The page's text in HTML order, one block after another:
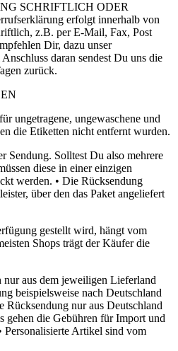
SCHRIFTLICH ODER
erfolgt innerhalb von
z.B. per E-Mail, Fax, Post
Dir, dazu unser
daran sendest Du uns die
zurück.
ungetragene, ungewaschene und
die Etiketten nicht entfernt wurden.
Sendung. Solltest Du also mehrere
diese in einer einzigen
werden. • Die Rücksendung
über den das Paket angeliefert
gestellt wird, hängt vom
Shops trägt der Käufer die
nur aus dem jeweiligen Lieferland
beispielsweise nach Deutschland
Rücksendung nur aus Deutschland
gehen die Gebühren für Import und
Artikel sind vom